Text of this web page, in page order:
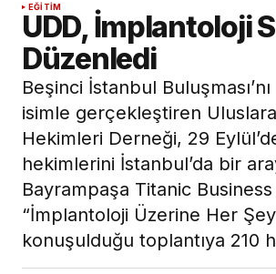
EĞITIM
UDD, İmplantoloji
Düzenledi
Beşinci İstanbul
isimle gerçekleştiren
Hekimleri Derneği, 29
hekimlerini İstanbul’da bir
Bayrampaşa Titanic Business
“İmplantoloji Üzerine Her
konuşulduğu toplantıya 210